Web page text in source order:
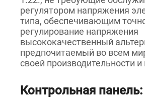
регулятором напряжения
типа, обеспечивающим
регулирование напряжения
высококачественный
предпочитаемый во всем
своей производительности и
Контрольная панель: